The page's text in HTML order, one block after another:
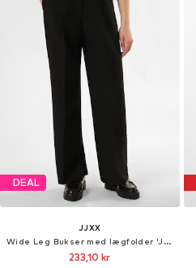
DEAL
JJXX
Wide Leg Bukser med lægfolder 'JXEllis'
233,10 kr